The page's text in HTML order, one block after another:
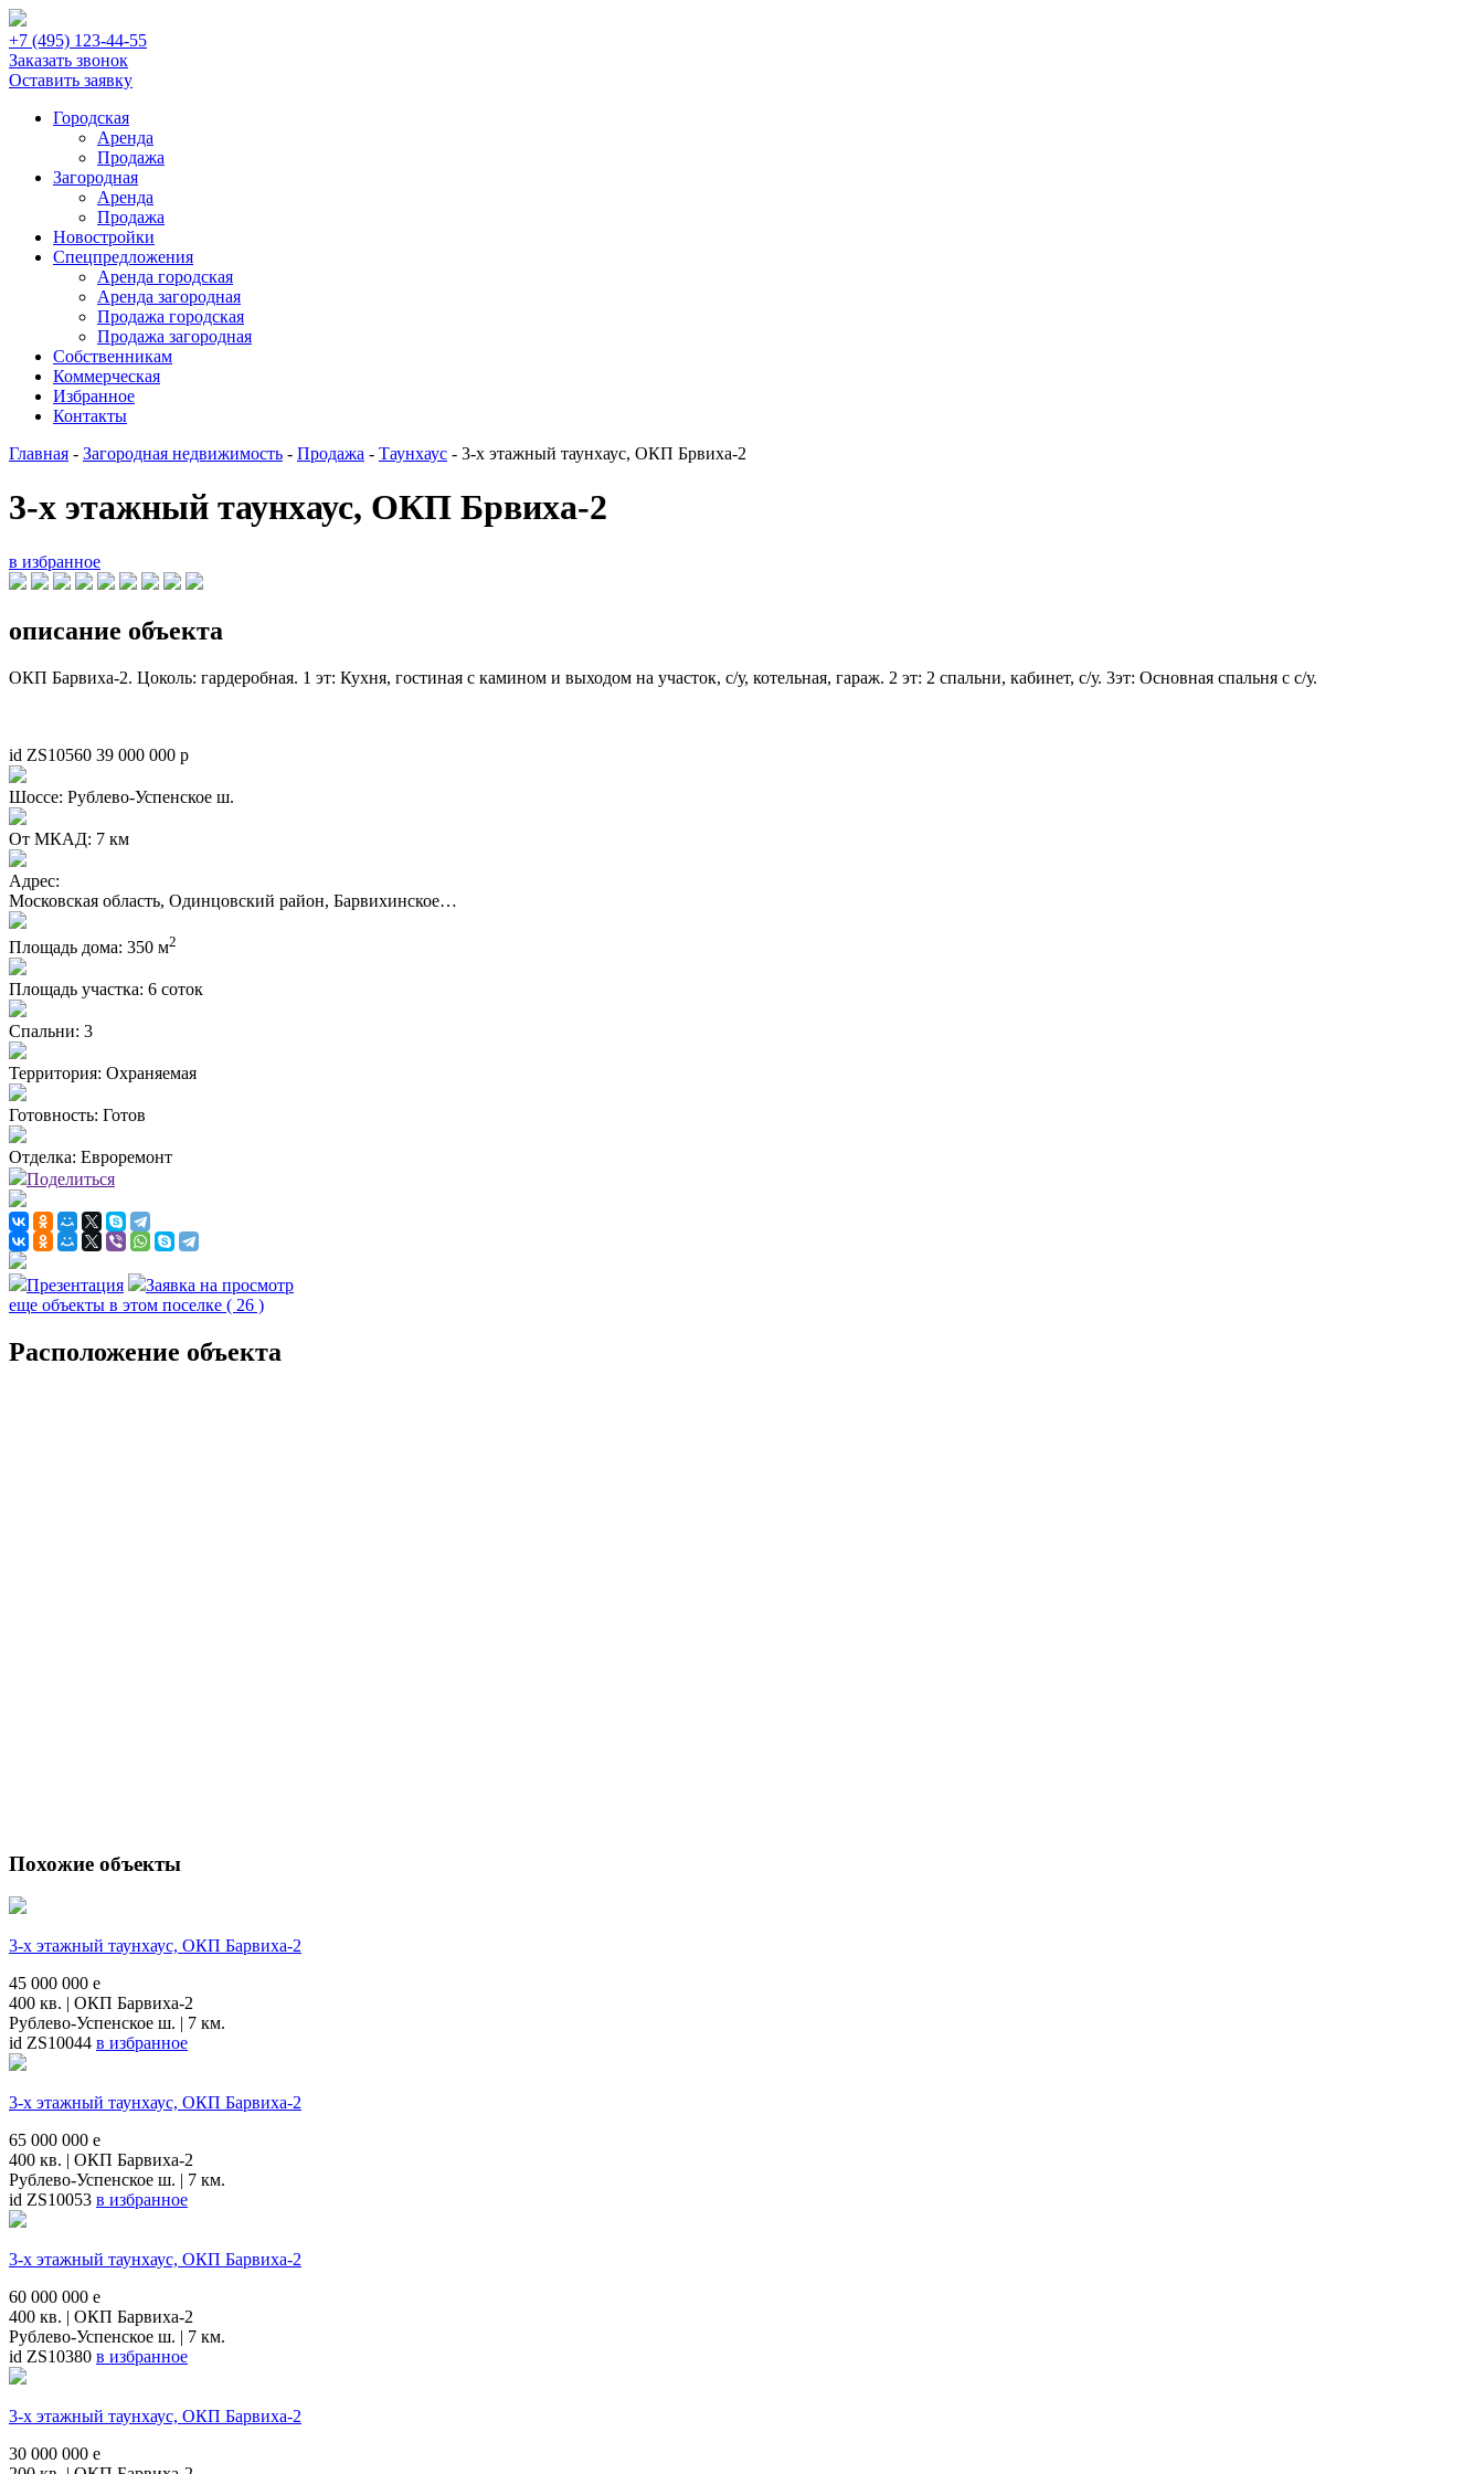
+7 (495) 123-44-55
Заказать звонок
Оставить заявку
Городская
Аренда
Продажа
Загородная
Аренда
Продажа
Новостройки
Спецпредложения
Аренда городская
Аренда загородная
Продажа городская
Продажа загородная
Собственникам
Коммерческая
Избранное
Контакты
Главная - Загородная недвижимость - Продажа - Таунхаус - 3-х этажный таунхаус, ОКП Брвиха-2
3-х этажный таунхаус, ОКП Брвиха-2
в избранное
описание объекта
ОКП Барвиха-2. Цоколь: гардеробная. 1 эт: Кухня, гостиная с камином и выходом на участок, с/у, котельная, гараж. 2 эт: 2 спальни, кабинет, с/у. 3эт: Основная спальня с с/у.
id ZS10560 39 000 000 p
Шоссе: Рублево-Успенское ш.
От МКАД: 7 км
Адрес:
Московская область, Одинцовский район, Барвихинское…
Площадь дома: 350 м2
Площадь участка: 6 соток
Спальни: 3
Территория: Охраняемая
Готовность: Готов
Отделка: Евроремонт
Поделиться
Презентация
Заявка на просмотр
еще объекты в этом поселке ( 26 )
Расположение объекта
Похожие объекты
3-х этажный таунхаус, ОКП Барвиха-2
45 000 000 e
400 кв. | ОКП Барвиха-2
Рублево-Успенское ш. | 7 км.
id ZS10044 в избранное
3-х этажный таунхаус, ОКП Барвиха-2
65 000 000 e
400 кв. | ОКП Барвиха-2
Рублево-Успенское ш. | 7 км.
id ZS10053 в избранное
3-х этажный таунхаус, ОКП Барвиха-2
60 000 000 e
400 кв. | ОКП Барвиха-2
Рублево-Успенское ш. | 7 км.
id ZS10380 в избранное
3-х этажный таунхаус, ОКП Барвиха-2
30 000 000 e